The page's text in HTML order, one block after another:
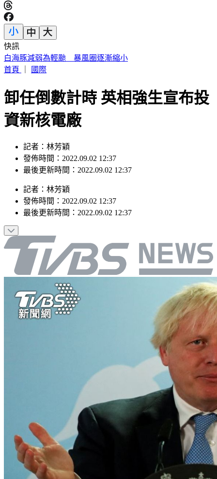
快訊
駐歐外交官爆霸凌、徐佳青狂出國 他轟：政府官員風紀徹底
棄守
卸任倒數計時 英相強生宣布投
資新核電廠
記者：林芳穎
發佈時間：2022.09.02 12:37
記者：林芳穎
發佈時間：2022.09.02 12:37